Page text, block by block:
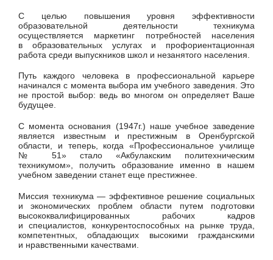
С целью повышения уровня эффективности
образовательной деятельности техникума
осуществляется маркетинг потребностей населения
в образовательных услугах и профориентационная
работа среди выпускников школ и незанятого населения.
Путь каждого человека в профессиональной карьере
начинался с момента выбора им учебного заведения. Это
не простой выбор: ведь во многом он определяет Ваше
будущее.
С момента основания (1947г.) наше учебное заведение
является известным и престижным в Оренбургской
области, и теперь, когда «Профессиональное училище
№ 51» стало «Акбулакским политехническим
техникумом», получить образование именно в нашем
учебном заведении станет еще престижнее.
Миссия техникума — эффективное решение социальных
и экономических проблем области путем подготовки
высококвалифицированных рабочих кадров
и специалистов, конкурентоспособных на рынке труда,
компетентных, обладающих высокими гражданскими
и нравственными качествами.